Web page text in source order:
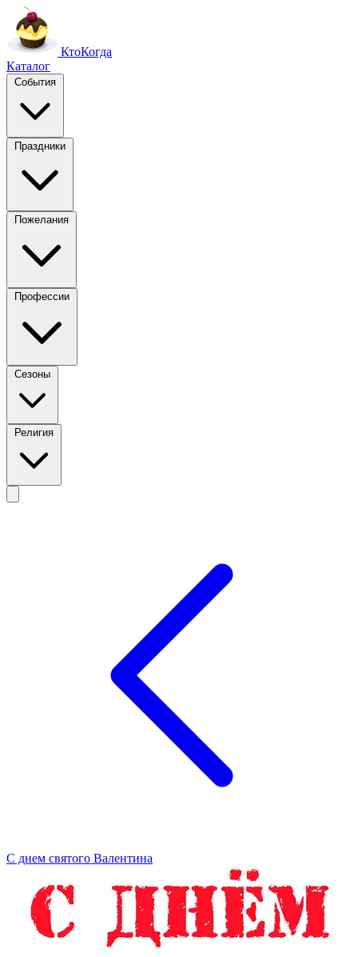
КтоКогда
Каталог
События
Праздники
Пожелания
Профессии
Сезоны
Религия
С днем святого Валентина